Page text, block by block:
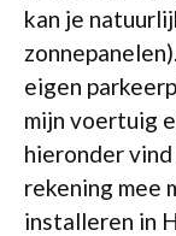
kan je
eigen
mijn voertuig
hieronder
rekening mee
installeren in